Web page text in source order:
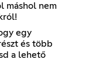
máshol nem
egy
és több
a lehető